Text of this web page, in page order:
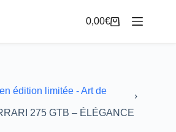
Panier
0,00€
édition limitée - Art de
275 GTB – ÉLÉGANCE